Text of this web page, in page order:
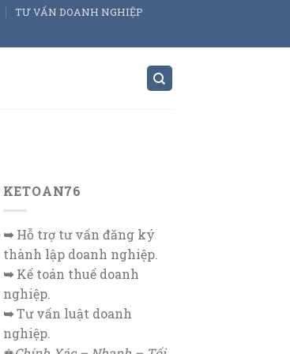
TƯ VẤN DOANH NGHIỆP
KETOAN76
➥Hỗ trợ tư vấn đăng ký
thành lập doanh nghiệp.
➥Kế toán thuế doanh
nghiệp.
➥Tư vấn luật doanh
nghiệp.